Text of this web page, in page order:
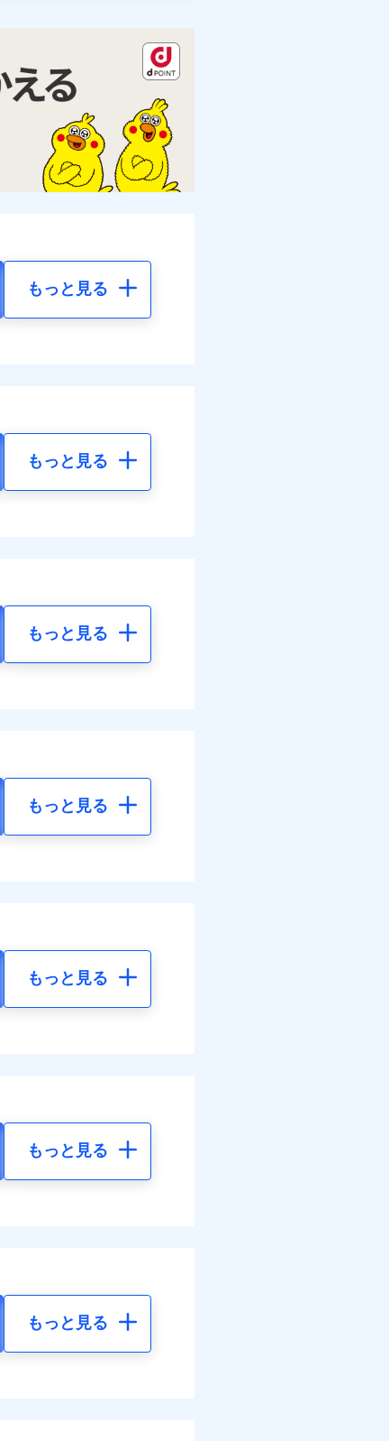
もっと見る
もっと見る
もっと見る
もっと見る
もっと見る
もっと見る
もっと見る